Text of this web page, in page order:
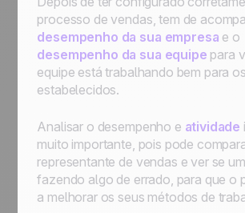
processo de vendas, tem de
desempenho da sua empresa e o
desempenho da sua equipe para
equipe está trabalhando bem para
estabelecidos.
Analisar o desempenho e atividade
muito importante, pois pode
representante de vendas e ver se
fazendo algo de errado, para que o
a melhorar os seus métodos de